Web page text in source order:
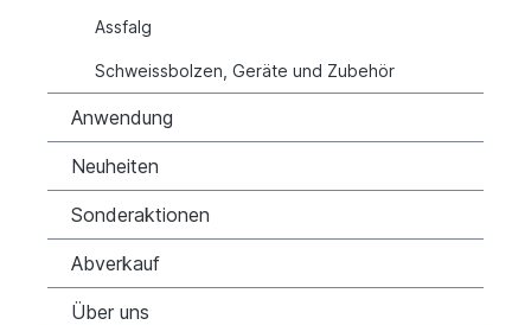
Assfalg
Schweissbolzen, Geräte und Zubehör
Anwendung
Neuheiten
Sonderaktionen
Abverkauf
Über uns